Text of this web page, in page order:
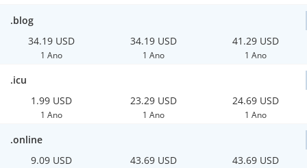
.blog
34.19 USD
1 Ano
34.19 USD
1 Ano
41.29 USD
1 Ano
.icu
1.99 USD
1 Ano
23.29 USD
1 Ano
24.69 USD
1 Ano
.online
9.09 USD
43.69 USD 43.69 USD